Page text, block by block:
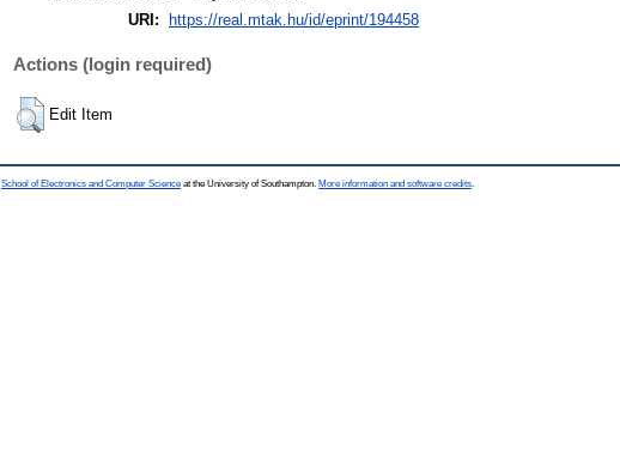
URI:
https://real.mtak.hu/id/eprint/194458
Actions (login required)
Edit Item
School of Electronics and Computer Science at the University of Southampton. More information and software credits